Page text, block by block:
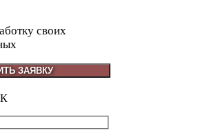
своих